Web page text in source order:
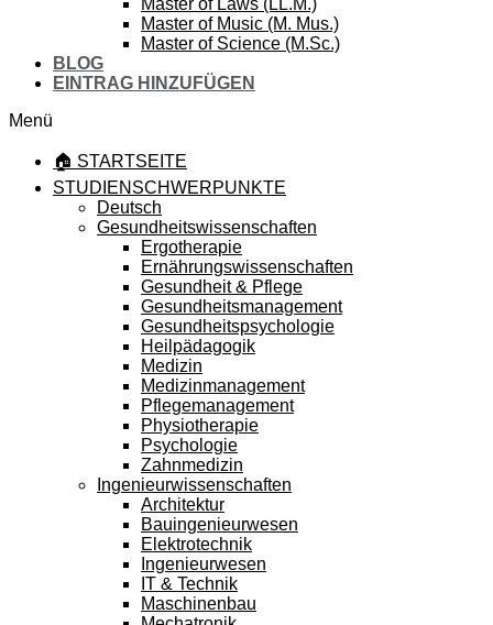
Master of Laws (LL.M.)
Master of Music (M. Mus.)
Master of Science (M.Sc.)
BLOG
EINTRAG HINZUFÜGEN
Menü
🏠 STARTSEITE
STUDIENSCHWERPUNKTE
Deutsch
Gesundheitswissenschaften
Ergotherapie
Ernährungswissenschaften
Gesundheit & Pflege
Gesundheitsmanagement
Gesundheitspsychologie
Heilpädagogik
Medizin
Medizinmanagement
Pflegemanagement
Physiotherapie
Psychologie
Zahnmedizin
Ingenieurwissenschaften
Architektur
Bauingenieurwesen
Elektrotechnik
Ingenieurwesen
IT & Technik
Maschinenbau